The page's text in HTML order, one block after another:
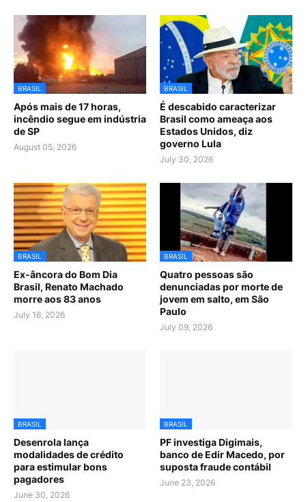
BRASIL
Após mais de 17 horas,
incêndio segue em indústria
de SP
August 05, 2026
BRASIL
É descabido caracterizar
Brasil como ameaça aos
Estados Unidos, diz
governo Lula
July 30, 2026
BRASIL
Ex-âncora do Bom Dia
Brasil, Renato Machado
morre aos 83 anos
July 16, 2026
BRASIL
Quatro pessoas são
denunciadas por morte de
jovem em salto, em São
Paulo
July 09, 2026
BRASIL
Desenrola lança
modalidades de crédito
para estimular bons
pagadores
June 30, 2026
BRASIL
PF investiga Digimais,
banco de Edir Macedo, por
suposta fraude contábil
June 23, 2026